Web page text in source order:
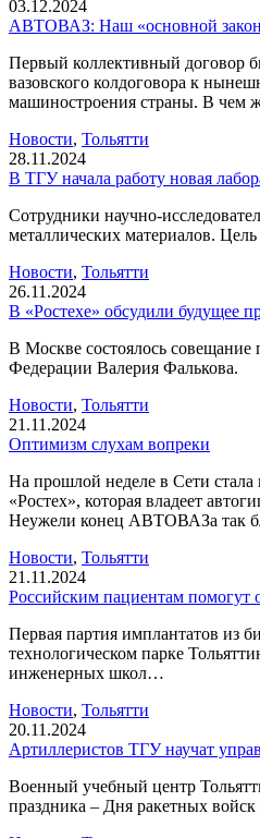
03.12.2024
АВТОВАЗ: Наш «основной
Первый коллективный договор
вазовского колдоговора к
машиностроения страны. В чем
Новости, Тольятти
28.11.2024
В ТГУ начала работу новая
Сотрудники научно-
металлических материалов.
Новости, Тольятти
26.11.2024
В «Ростехе» обсудили будущее
В Москве состоялось совещание
Федерации Валерия Фалькова.
Новости, Тольятти
21.11.2024
Оптимизм слухам вопреки
На прошлой неделе в Сети
«Ростех», которая владеет
Неужели конец АВТОВАЗа так
Новости, Тольятти
21.11.2024
Российским пациентам помогут
Первая партия имплантатов из
технологическом парке
инженерных школ…
Новости, Тольятти
20.11.2024
Артиллеристов ТГУ научат
Военный учебный центр
праздника – Дня ракетных